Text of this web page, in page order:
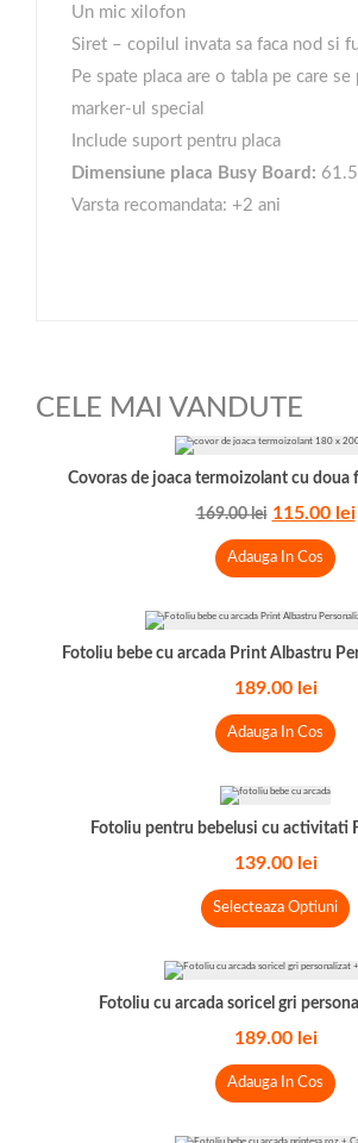
Un mic xilofon
Siret – copilul invata sa faca nod si
Pe spate placa are o tabla pe care
marker-ul special
Include suport pentru placa
Dimensiune placa Busy Board:
Varsta recomandata: +2 ani
CELE MAI VANDUTE
Covoras de joaca termoizolant cu doua
169.00lei 115.00 lei
Adauga In Cos
Fotoliu bebe cu arcada Print Albastru
189.00 lei
Adauga In Cos
Fotoliu pentru bebelusi cu activitati
139.00 lei
Selecteaza Optiuni
Fotoliu cu arcada soricel gri
189.00 lei
Adauga In Cos